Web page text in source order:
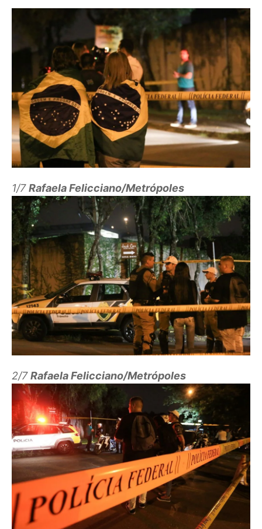
1/7Rafaela Felicciano/Metrópoles
2/7Rafaela Felicciano/Metrópoles